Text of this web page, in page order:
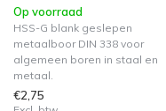
Op voorraad
HSS-G blank geslepen
metaalboor DIN 338 voor
algemeen boren in staal en
metaal.
€2,75